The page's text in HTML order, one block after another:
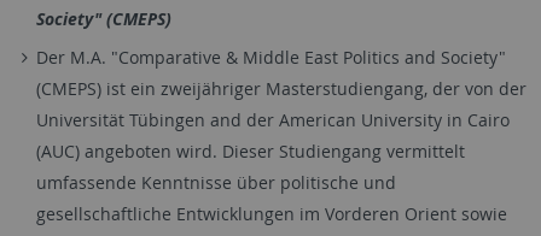
Society" (CMEPS)
Der M.A. "Comparative & Middle East Politics and Society"
(CMEPS) ist ein zweijähriger Masterstudiengang, der von der
Universität Tübingen and der American University in Cairo
(AUC) angeboten wird. Dieser Studiengang vermittelt
umfassende Kenntnisse über politische und
gesellschaftliche Entwicklungen im Vorderen Orient sowie